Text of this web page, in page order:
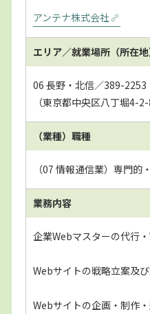
アンテナ株式会社
エリア／就業場所（所在地
06 長野・北信／389-
（東京都中央区八丁堀4-2-
（業種）職種
（07 情報通信業）専門的
業務内容
企業Webマスターの代行
Webサイトの戦略立案及
Webサイトの企画・制作